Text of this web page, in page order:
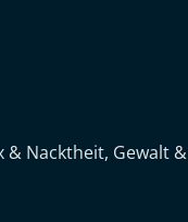
& Nacktheit, Gewalt &